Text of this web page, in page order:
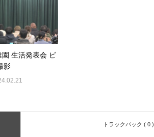
園 生活発表会 ビ
影
トラックバック ( 0 )